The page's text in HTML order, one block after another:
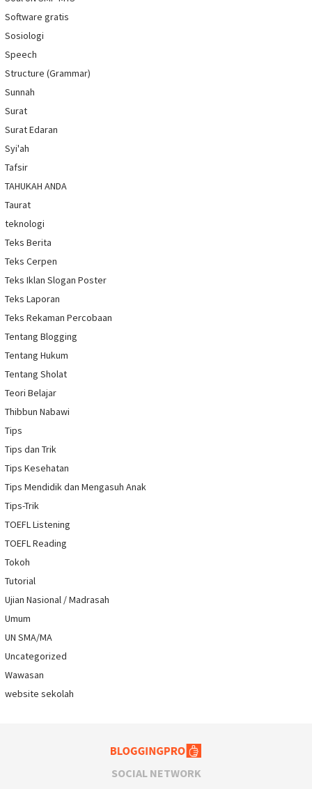
Software gratis
Sosiologi
Speech
Structure (Grammar)
Sunnah
Surat
Surat Edaran
Syi'ah
Tafsir
TAHUKAH ANDA
Taurat
teknologi
Teks Berita
Teks Cerpen
Teks Iklan Slogan Poster
Teks Laporan
Teks Rekaman Percobaan
Tentang Blogging
Tentang Hukum
Tentang Sholat
Teori Belajar
Thibbun Nabawi
Tips
Tips dan Trik
Tips Kesehatan
Tips Mendidik dan Mengasuh Anak
Tips-Trik
TOEFL Listening
TOEFL Reading
Tokoh
Tutorial
Ujian Nasional / Madrasah
Umum
UN SMA/MA
Uncategorized
Wawasan
website sekolah
SOCIAL NETWORK